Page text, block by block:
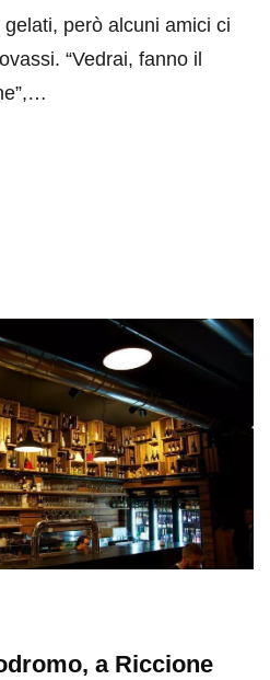
però alcuni amici ci
“Vedrai, fanno il
a Riccione